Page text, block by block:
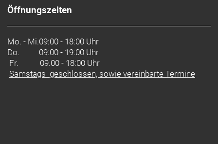
einschließlich Laufrädern, Reifen, Dichtmittel,
Ventilen und Felgenbändern. Für eine optimale
Performance und hohe Benutzerfreundlichkeit
wurden alle Komponenten auf ein perfektes
Zusammenspiel abgestimmt.
Öffnungszeiten
Mo. - Mi.09:00 - 18:00 Uhr
Do.
09:00 - 19:00 Uhr
Fr. 09.00 - 18:00 Uhr
Samstags geschlossen, sowie vereinbarte Termine